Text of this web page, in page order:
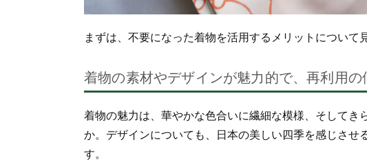
まずは、不要になった着物を活用するメリットについて
着物の素材やデザインが魅力的で、再利用の
着物の魅力は、華やかな色合いに繊細な模様、そしてき
か。 デザインについても、日本の美しい四季を感じさせ
す。